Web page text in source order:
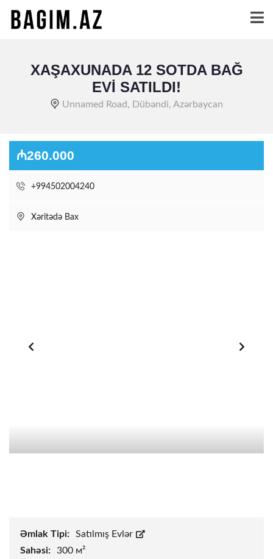
XAŞAXUNADA 12 SOTDA BAĞ
EVI SATILDI!
Unnamed Road, Dübəndi, Azərbaycan
₼260.000
+994502004240
Xəritədə Bax
Əmlak Tipi:
Satılmış Evlər
Sahəsi:
300 м²